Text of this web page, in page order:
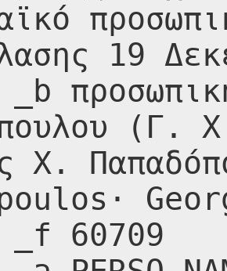
19
(Γ.
Χ.
60709